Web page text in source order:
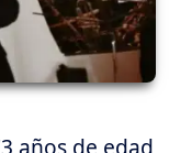
años de edad